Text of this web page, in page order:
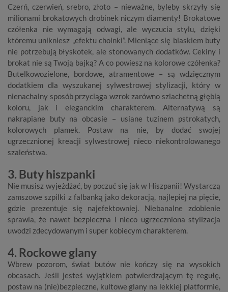
Czerń, czerwień, srebro, złoto – nieważne, byleby skrzyły się
milionami brokatowych drobinek niczym diamenty! Brokatowe
czółenka nie wymagają odwagi, ale wyczucia stylu, dzięki
któremu unikniesz „efektu choinki”. Mieniące się blaskiem buty
nie potrzebują błyskotek, ale stonowanych dodatków. Cekiny i
brokat nie są Twoją bajką? A co powiesz na kolorowe czółenka?
Butelkowozielone, bordowe, atramentowe – są wdzięcznym
dodatkiem dla wyszukanej sylwestrowej stylizacji, który w
nienachalny sposób przyciąga wzrok zarówno szlachetną głębią
koloru, jak i eleganckim charakterem. Alternatywą są
nakrapiane buty na obcasie – usiane tuzinem pstrokatych,
kolorowych plamek. Postaw na nie, by dodać swojej
ugrzecznionej kreacji sylwestrowej nieco niekontrolowanego
szaleństwa.
3. Buty hiszpanki
Nie musisz wyjeżdżać, by poczuć się jak w Hiszpanii! Wystarczą
zamszowe szpilki z falbanką jako dekoracją, najlepiej na pięcie,
gdzie prezentuje się najefektowniej. Niebanalne zdobienie
sprawia, że nawet bezpieczna i nieco ugrzeczniona stylizacja
uwodzi zdecydowanym i super kobiecym charakterem.
4. Rockowe glany
Wbrew pozorom, świat butów nie kończy się na wysokich
obcasach. Jeśli jesteś wyjątkiem potwierdzającym tę regułę,
postaw na (nie)bezpieczne, kultowe glany na lekkiej platformie,